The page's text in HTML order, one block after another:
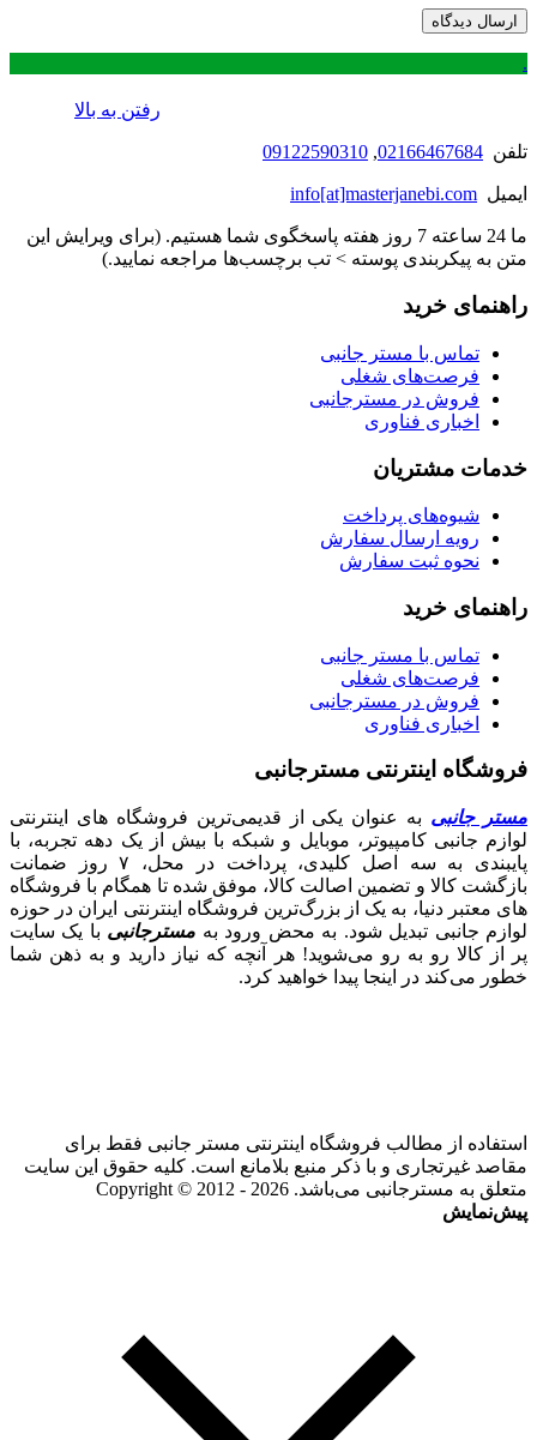
.
رفتن به بالا
تلفن 02166467684
,
09122590310
ایمیل info[at]masterjanebi.com
ما 24 ساعته 7 روز هفته پاسخگوی شما هستیم. (برای ویرایش این
متن به پیکربندی پوسته > تب برچسب‌ها مراجعه نمایید.)
راهنمای خرید
تماس با مستر جانبی
فرصت‌های شغلی
فروش در مسترجانبی
اخباری فناوری
خدمات مشتریان
شیوه‌های پرداخت
رویه ارسال سفارش
نحوه ثبت سفارش
راهنمای خرید
تماس با مستر جانبی
فرصت‌های شغلی
فروش در مسترجانبی
اخباری فناوری
فروشگاه اینترنتی مسترجانبی
مستر جانبی به عنوان یکی از قدیمی‌ترین فروشگاه های اینترنتی
لوازم جانبی کامپیوتر، موبایل و شبکه با بیش از یک دهه تجربه، با
پایبندی به سه اصل کلیدی، پرداخت در محل، ۷ روز ضمانت
بازگشت کالا و تضمین اصالت کالا، موفق شده تا همگام با فروشگاه‌
های معتبر دنیا، به یک از بزرگ‌ترین فروشگاه اینترنتی ایران در حوزه
لوازم جانبی تبدیل شود. به محض ورود به مسترجانبی با یک سایت
پر از کالا رو به رو می‌شوید! هر آنچه که نیاز دارید و به ذهن شما
خطور می‌کند در اینجا پیدا خواهید کرد.
استفاده از مطالب فروشگاه اینترنتی مستر جانبی فقط برای
مقاصد غیرتجاری و با ذکر منبع بلامانع است. کلیه حقوق این سایت
متعلق به مسترجانبی می‌باشد. Copyright © 2012 - 2026
پیش‌نمایش